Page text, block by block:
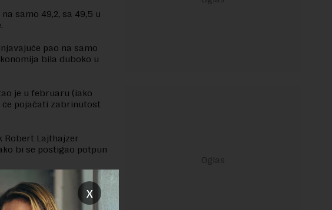
samo 49,2, sa 49,5 u
pao na samo
bila duboko u
je u februaru (iako
će pojačati zabrinutost
Robert Lajthajzer
bi se postigao potpun
indeks na 0,5
x